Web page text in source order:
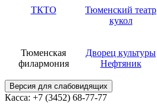
ТКТО
Тюменский театр
кукол
Тюменская
филармония
Дворец культуры
Нефтяник
Версия для слабовидящих
Касса: +7 (3452) 68-77-77